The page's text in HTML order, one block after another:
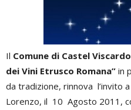
Il Comune di Castel Viscardo
dei Vini Etrusco Romana” in
da tradizione, rinnova l’invito
Lorenzo, il 10 Agosto 2011,